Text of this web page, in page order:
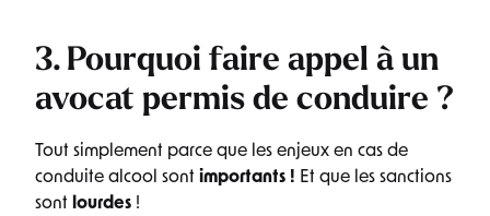
3. Pourquoi faire appel à un
avocat permis de conduire ?
Tout simplement parce que les enjeux en cas de
conduite alcool sont importants ! Et que les sanctions
sont lourdes !